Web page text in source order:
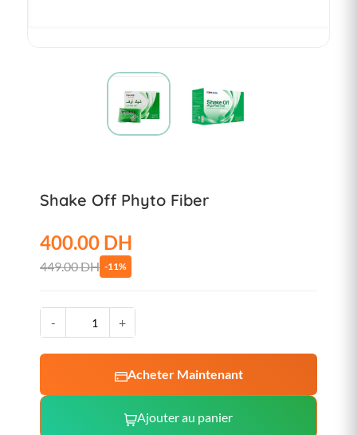
Shake Off Phyto Fiber
400.00 DH
449.00 DH -11%
- +
Acheter Maintenant
Ajouter au panier